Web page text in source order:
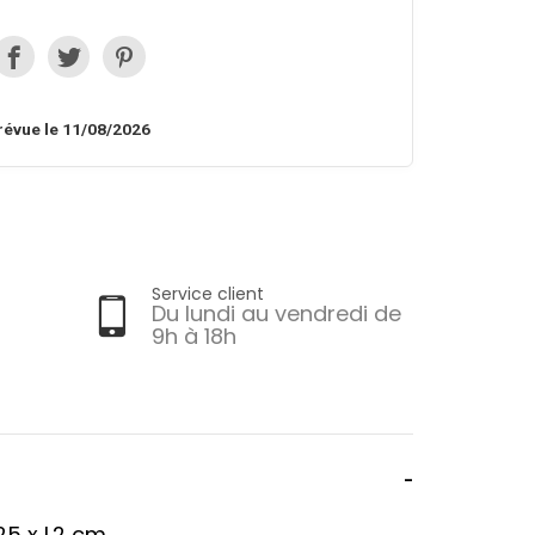
le 11/08/2026
Service client
Du lundi au vendredi de
9h à 18h